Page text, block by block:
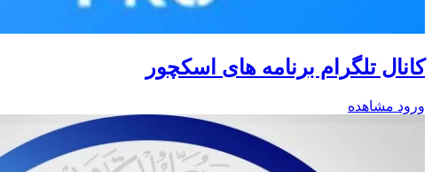
کانال تلگرام برنامه های اسکچور
ورود مشاهده